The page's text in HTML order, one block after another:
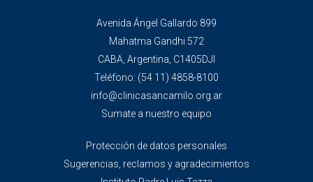
Avenida Ángel Gallardo 899
Mahatma Gandhi 572
CABA, Argentina, C1405DJI
Teléfono: (54 11) 4858-8100
info@clinicasancamilo.org.ar
Sumate a nuestro equipo
Protección de datos personales
Sugerencias, reclamos y agradecimientos